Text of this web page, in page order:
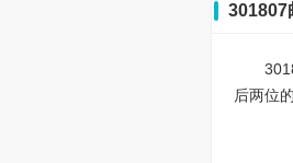
301807
后两位